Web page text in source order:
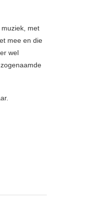
met
mee en die
wel